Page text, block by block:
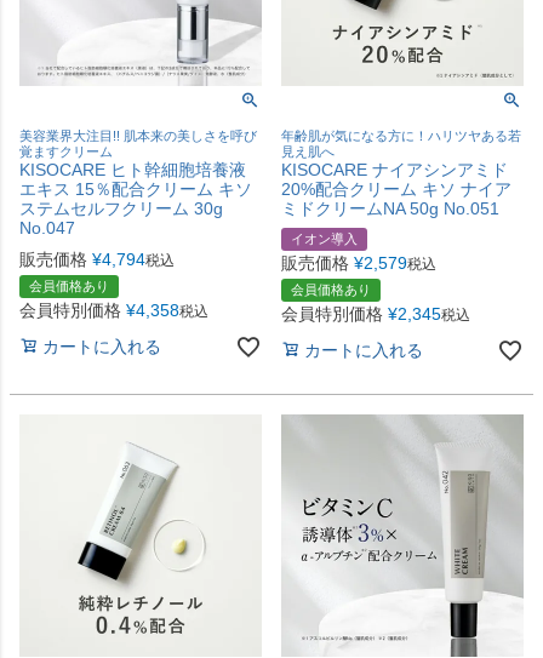
美容業界大注目!! 肌本来の美しさを呼び
覚ますクリーム
KISOCARE ヒト幹細胞培養液
エキス 15％配合クリーム キソ
ステムセルフクリーム 30g
No.047
販売価格 ¥4,794税込
会員価格あり
会員特別価格 ¥4,358税込
カートに入れる
年齢肌が気になる方に！ハリツヤある若
見え肌へ
KISOCARE ナイアシンアミド
20%配合クリーム キソ ナイア
ミドクリームNA 50g No.051
イオン導入
販売価格 ¥2,579税込
会員価格あり
会員特別価格 ¥2,345税込
カートに入れる